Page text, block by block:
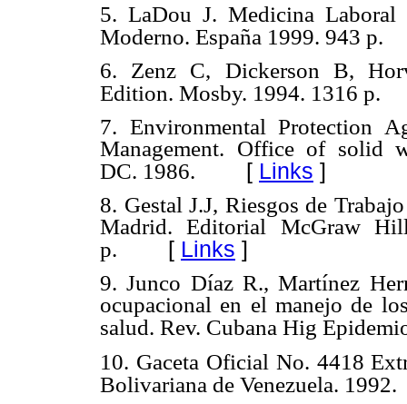
5. LaDou J. Medicina Laboral
Moderno. España 1999. 943 p.
6. Zenz C, Dickerson B,
Edition. Mosby. 1994. 1316 p.
7. Environmental Protection
Management. Office of solid
DC. 1986. [ Links ]
8. Gestal J.J, Riesgos de
Madrid. Editorial McGraw
p. [ Links ]
9. Junco Díaz R., Martínez
ocupacional en el manejo de
salud. Rev. Cubana Hig
10. Gaceta Oficial No. 4418
Bolivariana de Venezuela. 1992.